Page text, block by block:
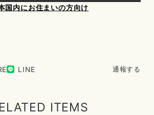
国内にお住まいの方向け
LINE 通報する
ITEMS